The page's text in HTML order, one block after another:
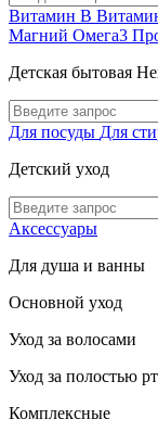
Витамин В
Магний Омега3
Детская бытовая
Для посуды Для
Детский уход
Аксессуары
Для душа и ванны
Основной уход
Уход за волосами
Уход за полостью
Комплексные